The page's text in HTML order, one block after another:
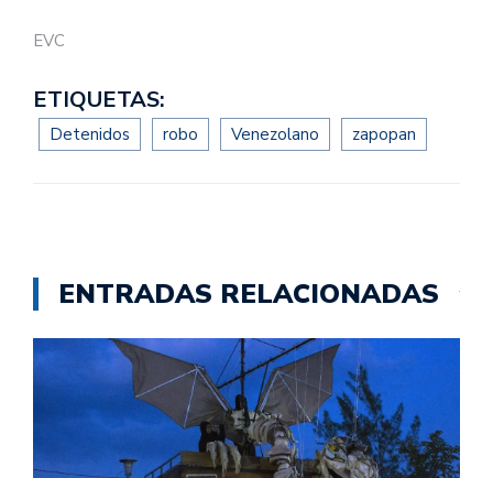
EVC
ETIQUETAS:
Detenidos robo Venezolano zapopan
ENTRADAS RELACIONADAS